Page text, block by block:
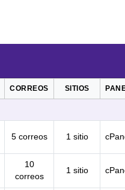
CORREOS SITIOS
5 correos 1 sitio
10
correos
1 sitio